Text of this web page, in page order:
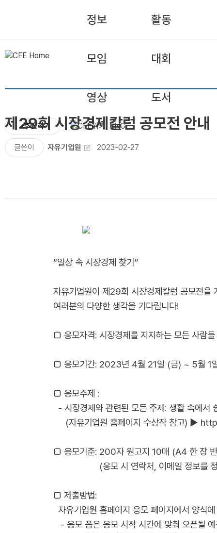
정보 활동
모임 대회
영상 도서
후원하기 ENG
제29회 시장경제칼럼 공모전 안내
글쓴이 자유기업원 2023-02-27
“일상 속 시장경제 찾기”
자유기업원이 제29회 시장경제칼럼 공모전을
여러분의 다양한 생각을 기다립니다!
□ 응모자격: 시장경제를 지지하는 모든 사람들
□ 응모기간: 2023년 4월 21일 (금) ~ 5월 1
□ 응모주제 :
- 시장경제와 관련된 모든 주제: 생활 속에서
(자유기업원 홈페이지 수상작 참고) ▶
□ 응모기준: 200자 원고지 10매 (A4 한 장
(응모 시 연락처, 이메일 정보를 정확
□ 제출방법:
자유기업원 홈페이지 응모 페이지에서 양식
- 응모 폼은 응모 시작 시간에 맞춰 오픈될